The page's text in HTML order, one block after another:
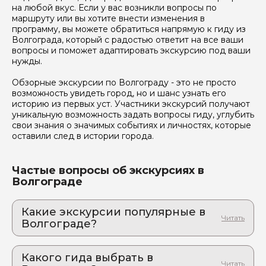
на любой вкус. Если у вас возникли вопросы по
маршруту или вы хотите внести изменения в
программу, вы можете обратиться напрямую к гиду из
Волгограда, который с радостью ответит на все ваши
вопросы и поможет адаптировать экскурсию под ваши
нужды.
Обзорные экскурсии по Волгограду - это не просто
возможность увидеть город, но и шанс узнать его
историю из первых уст. Участники экскурсий получают
уникальную возможность задать вопросы гиду, углубить
свои знания о значимых событиях и личностях, которые
оставили след в истории города.
Частые вопросы об экскурсиях в
Волгограде
Какие экскурсии популярные в
Волгограде?
наследие Царицына-Сталинграда-
Волгограда
Какого гида выбрать в